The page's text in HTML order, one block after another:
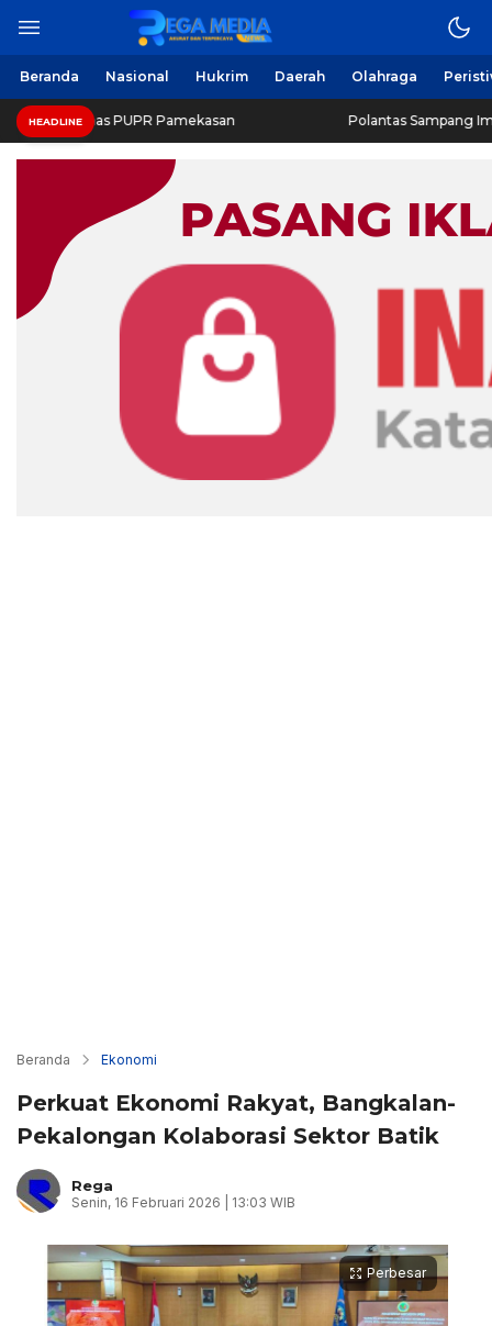
Beranda Nasional Hukrim Daerah Olahraga
HEADLINE
PUPR Pamekasan Polantas Sampang Imbau Latihan
Beranda Ekonomi
Perkuat Ekonomi Rakyat, Bangkalan-
Pekalongan Kolaborasi Sektor Batik
Rega
Senin, 16 Februari 2026 | 13:03 WIB
Perbesar